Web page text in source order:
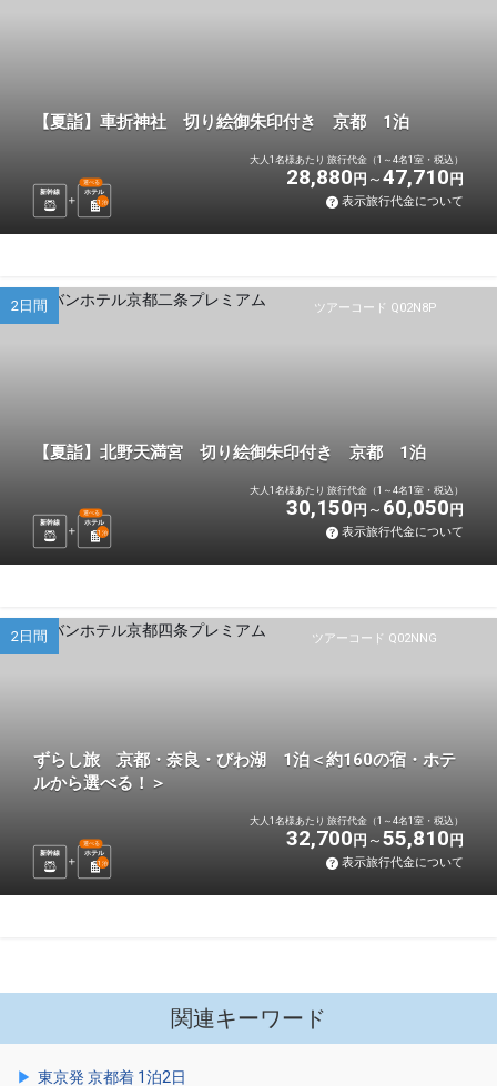
【夏詣】車折神社 切り絵御朱印付き 京都 1泊
新幹線 ホテル
選べる
1 泊
大人1名様あたり 旅行代金（1～4名1室・税込）
28,880 円 47,710 円
表示旅行代金について
ツアーコード Q02N8P
2日間
【夏詣】北野天満宮 切り絵御朱印付き 京都 1泊
新幹線 ホテル
選べる
1 泊
大人1名様あたり 旅行代金（1～4名1室・税込）
30,150 円 60,050 円
表示旅行代金について
ツアーコード Q02NNG
2日間
ずらし旅 京都・奈良・びわ湖 1泊＜約160の宿・ホテ
ルから選べる！＞
新幹線 ホテル
選べる
1 泊
大人1名様あたり 旅行代金（1～4名1室・税込）
32,700 円 55,810 円
表示旅行代金について
関連キーワード
東京発 京都着 1泊2日